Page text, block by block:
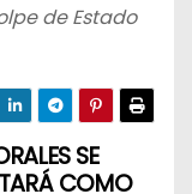
de Estado
SE
COMO